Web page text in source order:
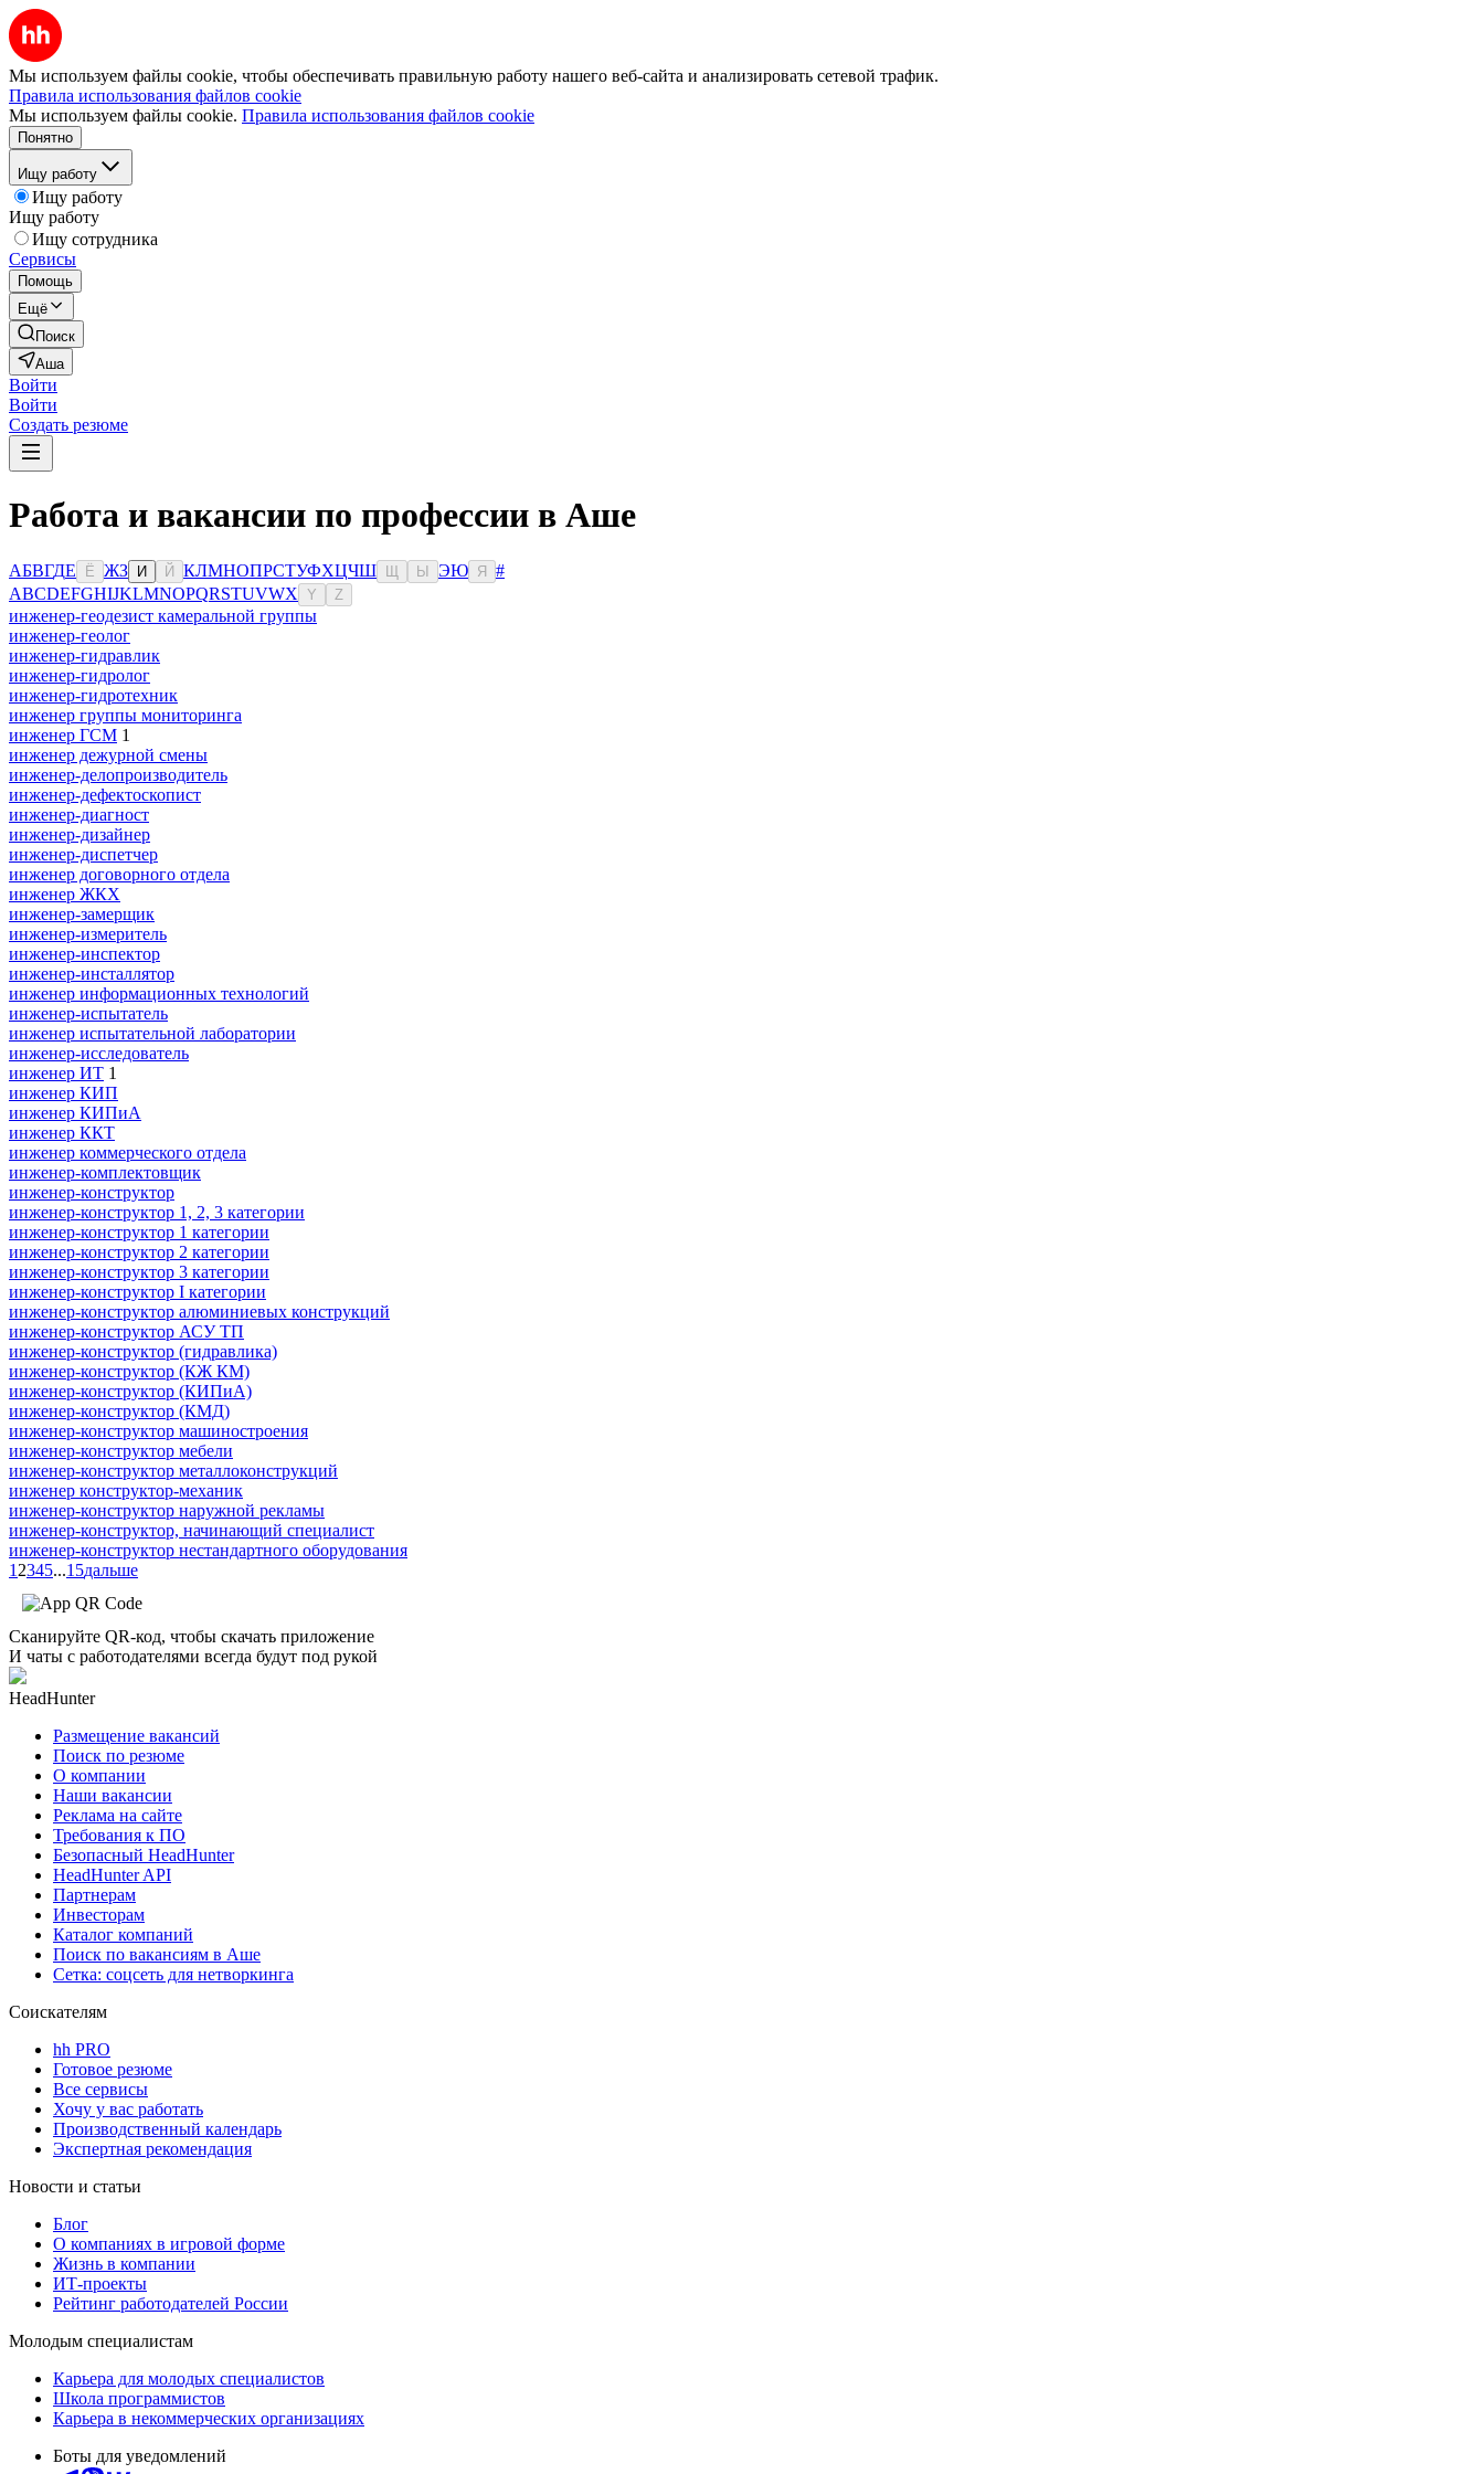
Мы используем файлы cookie, чтобы обеспечивать правильную работу нашего веб-сайта и анализировать сетевой трафик.
Правила использования файлов cookie
Мы используем файлы cookie. Правила использования файлов cookie
Понятно
Ищу работу
Ищу работу
Ищу работу
Ищу сотрудника
Сервисы
Помощь
Ещё
Поиск
Аша
Войти
Войти
Создать резюме
Работа и вакансии по профессии в Аше
АБВГДЕ Ё ЖЗ И Й КЛМНОПРСТУФХЦЧШ Ы ЭЮ Я
#
ABCDEFGHIJKLMNOPQRSTUVWX Y Z
инженер-геодезист камеральной группы
инженер-геолог
инженер-гидравлик
инженер-гидролог
инженер-гидротехник
инженер группы мониторинга
инженер ГСМ 1
инженер дежурной смены
инженер-делопроизводитель
инженер-дефектоскопист
инженер-диагност
инженер-дизайнер
инженер-диспетчер
инженер договорного отдела
инженер ЖКХ
инженер-замерщик
инженер-измеритель
инженер-инспектор
инженер-инсталлятор
инженер информационных технологий
инженер-испытатель
инженер испытательной лаборатории
инженер-исследователь
инженер ИТ 1
инженер КИП
инженер КИПиА
инженер ККТ
инженер коммерческого отдела
инженер-комплектовщик
инженер-конструктор
инженер-конструктор 1, 2, 3 категории
инженер-конструктор 1 категории
инженер-конструктор 2 категории
инженер-конструктор 3 категории
инженер-конструктор I категории
инженер-конструктор алюминиевых конструкций
инженер-конструктор АСУ ТП
инженер-конструктор (гидравлика)
инженер-конструктор (КЖ КМ)
инженер-конструктор (КИПиА)
инженер-конструктор (КМД)
инженер-конструктор машиностроения
инженер-конструктор мебели
инженер-конструктор металлоконструкций
инженер конструктор-механик
инженер-конструктор наружной рекламы
инженер-конструктор, начинающий специалист
инженер-конструктор нестандартного оборудования
1 2345...15дальше
Сканируйте QR-код, чтобы скачать приложение
И чаты с работодателями всегда будут под рукой
HeadHunter
Размещение вакансий
Поиск по резюме
О компании
Наши вакансии
Реклама на сайте
Требования к ПО
Безопасный HeadHunter
HeadHunter API
Партнерам
Инвесторам
Каталог компаний
Поиск по вакансиям в Аше
Сетка: соцсеть для нетворкинга
Соискателям
hh PRO
Готовое резюме
Все сервисы
Хочу у вас работать
Производственный календарь
Экспертная рекомендация
Новости и статьи
Блог
О компаниях в игровой форме
Жизнь в компании
ИТ-проекты
Рейтинг работодателей России
Молодым специалистам
Карьера для молодых специалистов
Школа программистов
Карьера в некоммерческих организациях
Боты для уведомлений